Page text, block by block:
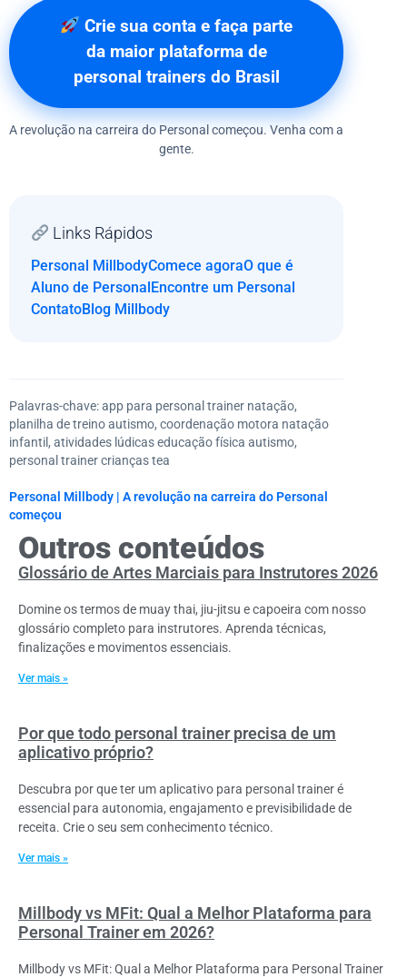
Crie sua conta e faça parte
da maior plataforma de
personal trainers do Brasil
A revolução na carreira do Personal começou. Venha com a
gente.
Links Rápidos
Personal MillbodyComece agoraO que é
Aluno de PersonalEncontre um Personal
ContatoBlog Millbody
Palavras-chave: app para personal trainer natação,
planilha de treino autismo, coordenação motora natação
infantil, atividades lúdicas educação física autismo,
personal trainer crianças tea
Personal Millbody | A revolução na carreira do Personal
começou
Outros conteúdos
Glossário de Artes Marciais para Instrutores 2026
Domine os termos de muay thai, jiu-jitsu e capoeira com nosso
glossário completo para instrutores. Aprenda técnicas,
finalizações e movimentos essenciais.
Ver mais »
Por que todo personal trainer precisa de um
aplicativo próprio?
Descubra por que ter um aplicativo para personal trainer é
essencial para autonomia, engajamento e previsibilidade de
receita. Crie o seu sem conhecimento técnico.
Ver mais »
Millbody vs MFit: Qual a Melhor Plataforma para
Personal Trainer em 2026?
Millbody vs MFit: Qual a Melhor Plataforma para Personal Trainer